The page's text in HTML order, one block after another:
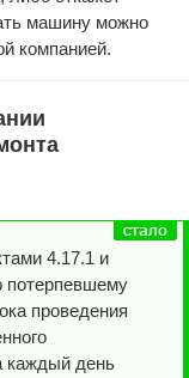
машину можно
компанией.
4.17.1 и
потерпевшему
проведения
каждый день